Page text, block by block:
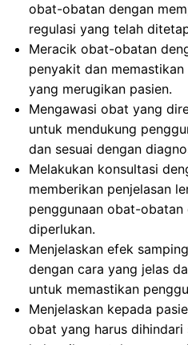
obat-obatan dengan
regulasi yang telah
Meracik obat-obatan
penyakit dan
yang merugikan pasien.
Mengawasi obat yang
untuk mendukung
dan sesuai dengan
Melakukan konsultasi
memberikan penjelasan
penggunaan obat-
diperlukan.
Menjelaskan efek
dengan cara yang jelas
untuk memastikan
Menjelaskan kepada
obat yang harus dihindari